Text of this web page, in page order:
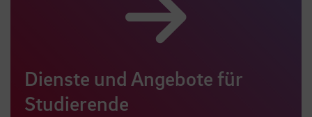
Dienste und Angebote für
Studierende